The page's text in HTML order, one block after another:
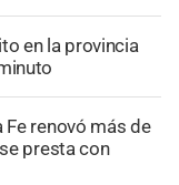
en la provincia
Fe renovó más de
presta con